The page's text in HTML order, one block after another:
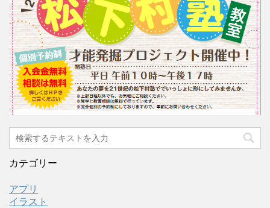
カテゴリー
アプリ
イラスト